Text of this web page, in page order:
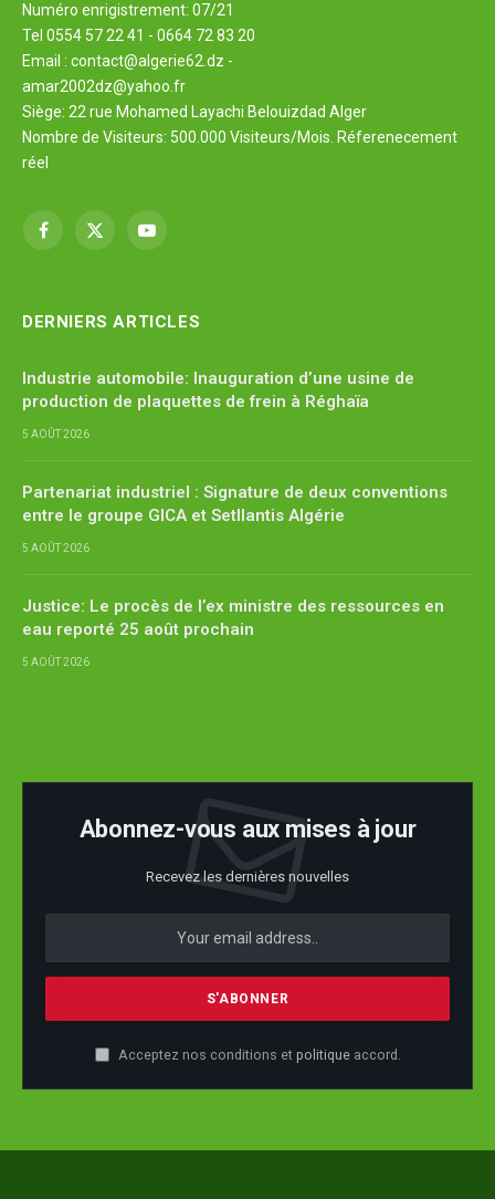
Numéro enrigistrement: 07/21
Tel 0554 57 22 41 - 0664 72 83 20
Email : contact@algerie62.dz -
amar2002dz@yahoo.fr
Siège: 22 rue Mohamed Layachi Belouizdad Alger
Nombre de Visiteurs: 500.000 Visiteurs/Mois. Réferenecement
réel
Facebook
X
YouTube
DERNIERS ARTICLES
Industrie automobile: Inauguration d’une usine de
production de plaquettes de frein à Réghaïa
5 AOÛT 2026
Partenariat industriel : Signature de deux conventions
entre le groupe GICA et Setllantis Algérie
5 AOÛT 2026
Justice: Le procès de l’ex ministre des ressources en
eau reporté 25 août prochain
5 AOÛT 2026
Abonnez-vous aux mises à jour
Recevez les dernières nouvelles
Acceptez nos conditions et politiqueaccord.